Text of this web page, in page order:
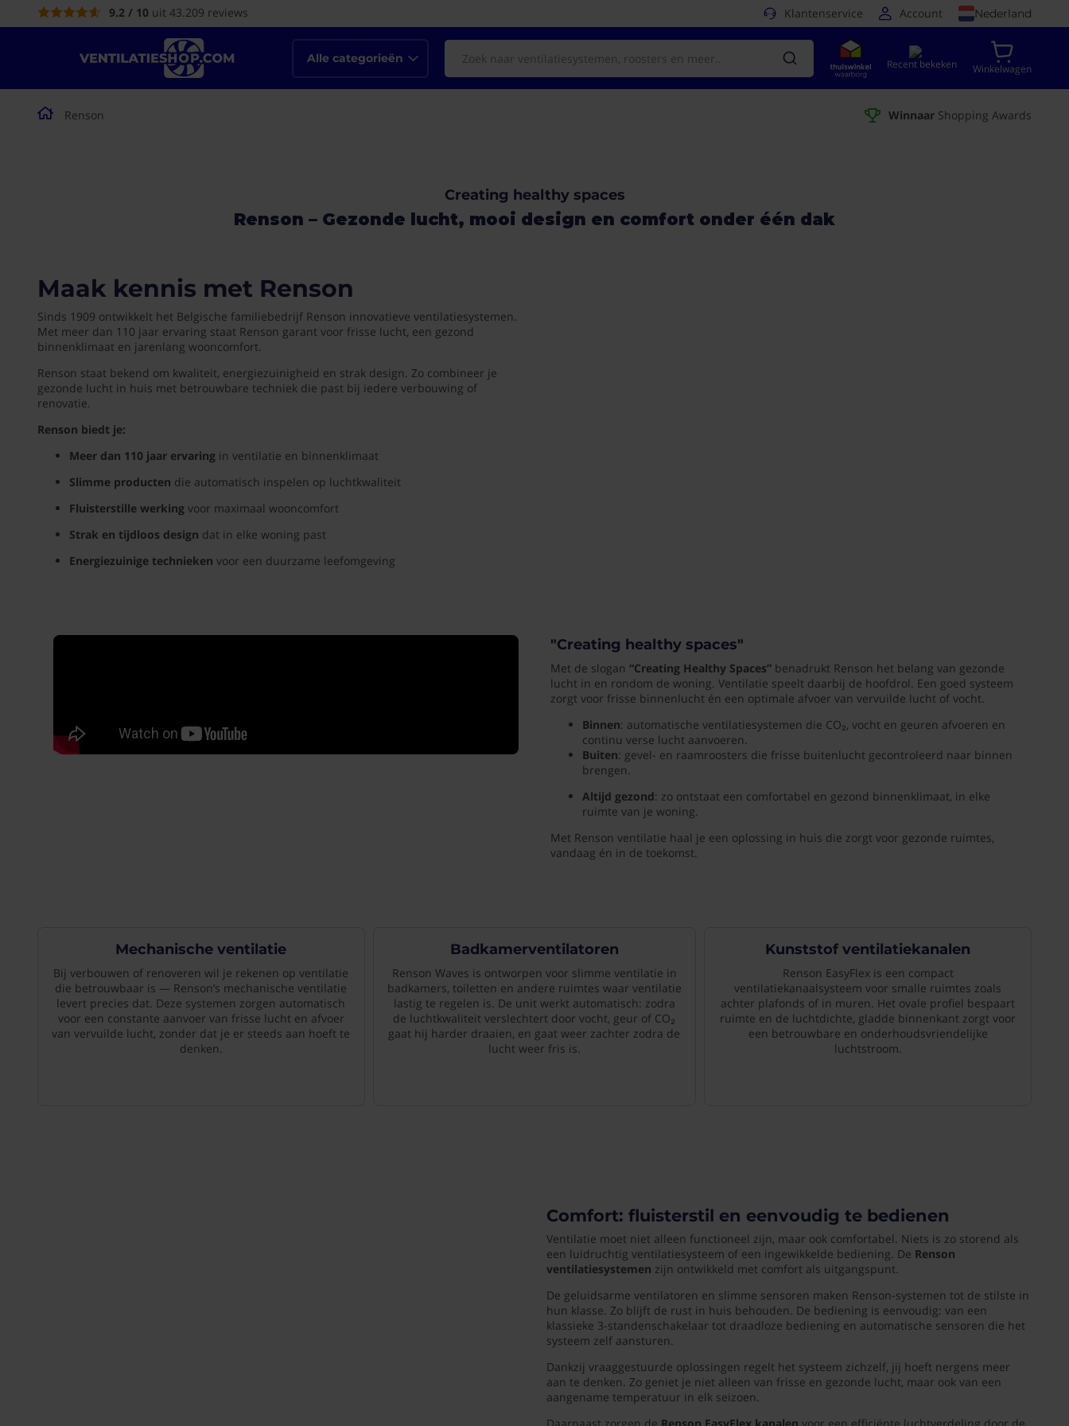
inhoud
Account Nederland
Klantenservice
9.2 / 10 uit 43.209 reviews
Recent bekeken Winkelwagen
Alle categorieën
Renson Winnaar Shopping Awards
Creating healthy spaces
Renson – Gezonde lucht, mooi design en comfort onder één dak
Maak kennis met Renson
Sinds 1909 ontwikkelt het Belgische familiebedrijf Renson innovatieve ventilatiesystemen.
Met meer dan 110 jaar ervaring staat Renson garant voor frisse lucht, een gezond
binnenklimaat en jarenlang wooncomfort.
Renson staat bekend om kwaliteit, energiezuinigheid en strak design. Zo combineer je
gezonde lucht in huis met betrouwbare techniek die past bij iedere verbouwing of
renovatie.
Renson biedt je:
Meer dan 110 jaar ervaring in ventilatie en binnenklimaat
Slimme producten die automatisch inspelen op luchtkwaliteit
Fluisterstille werking voor maximaal wooncomfort
Strak en tijdloos design dat in elke woning past
Energiezuinige technieken voor een duurzame leefomgeving
"Creating healthy spaces"
Met de slogan “Creating Healthy Spaces” benadrukt Renson het belang van gezonde
lucht in en rondom de woning. Ventilatie speelt daarbij de hoofdrol. Een goed systeem
zorgt voor frisse binnenlucht én een optimale afvoer van vervuilde lucht of vocht.
Binnen: automatische ventilatiesystemen die CO₂, vocht en geuren afvoeren en
continu verse lucht aanvoeren.
Buiten: gevel- en raamroosters die frisse buitenlucht gecontroleerd naar binnen
brengen.
Altijd gezond: zo ontstaat een comfortabel en gezond binnenklimaat, in elke
ruimte van je woning.
Met Renson ventilatie haal je een oplossing in huis die zorgt voor gezonde ruimtes,
vandaag én in de toekomst.
Mechanische ventilatie
Bij verbouwen of renoveren wil je rekenen op ventilatie
die betrouwbaar is — Renson’s mechanische ventilatie
levert precies dat. Deze systemen zorgen automatisch
voor een constante aanvoer van frisse lucht en afvoer
van vervuilde lucht, zonder dat je er steeds aan hoeft te
denken.
Badkamerventilatoren
Renson Waves is ontworpen voor slimme ventilatie in
badkamers, toiletten en andere ruimtes waar ventilatie
lastig te regelen is. De unit werkt automatisch: zodra
de luchtkwaliteit verslechtert door vocht, geur of CO₂
gaat hij harder draaien, en gaat weer zachter zodra de
lucht weer fris is.
Kunststof ventilatiekanalen
Renson EasyFlex is een compact
ventilatiekanaalsysteem voor smalle ruimtes zoals
achter plafonds of in muren. Het ovale profiel bespaart
ruimte en de luchtdichte, gladde binnenkant zorgt voor
een betrouwbare en onderhoudsvriendelijke
luchtstroom.
Comfort: fluisterstil en eenvoudig te bedienen
Ventilatie moet niet alleen functioneel zijn, maar ook comfortabel. Niets is zo storend als
een luidruchtig ventilatiesysteem of een ingewikkelde bediening. De Renson
ventilatiesystemen zijn ontwikkeld met comfort als uitgangspunt.
De geluidsarme ventilatoren en slimme sensoren maken Renson-systemen tot de stilste in
hun klasse. Zo blijft de rust in huis behouden. De bediening is eenvoudig: van een
klassieke 3-standenschakelaar tot draadloze bediening en automatische sensoren die het
systeem zelf aansturen.
Dankzij vraaggestuurde oplossingen regelt het systeem zichzelf, jij hoeft nergens meer
aan te denken. Zo geniet je niet alleen van frisse en gezonde lucht, maar ook van een
aangename temperatuur in elk seizoen.